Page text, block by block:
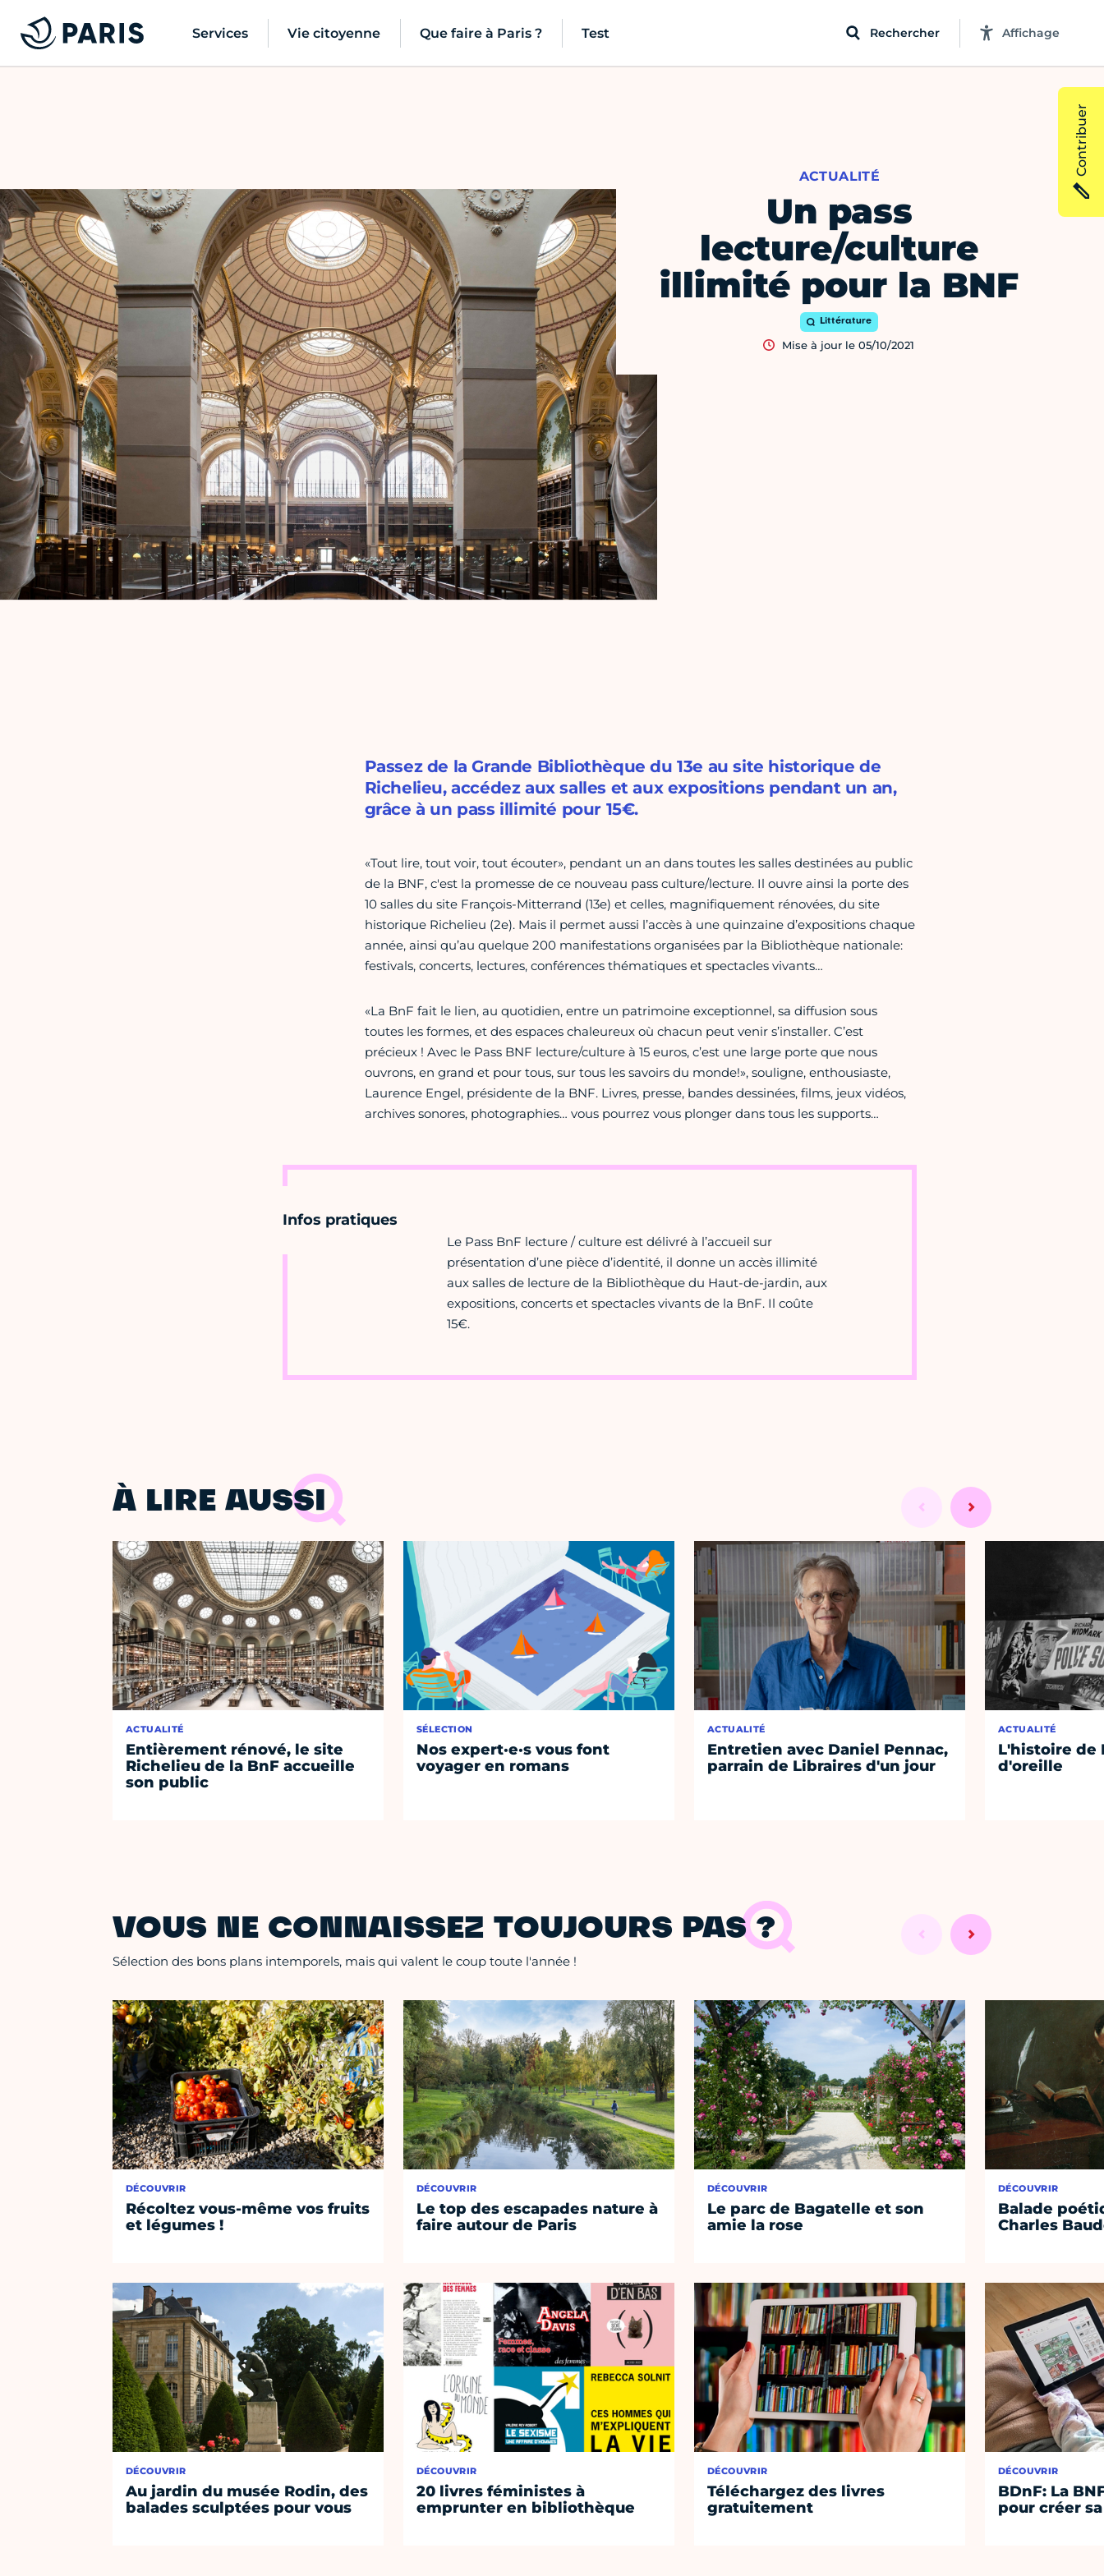
Services Vie citoyenne Que faire à Paris ? Test Rechercher Affichage
Un pass
lecture/culture
illimité pour la BNF
ACTUALITÉ
Littérature
Mise à jour le 05/10/2021
Passez de la Grande Bibliothèque du 13e au site historique de
Richelieu, accédez aux salles et aux expositions pendant un an,
grâce à un pass illimité pour 15€.
«Tout lire, tout voir, tout écouter», pendant un an dans toutes les salles destinées au public
de la BNF, c'est la promesse de ce nouveau pass culture/lecture. Il ouvre ainsi la porte des
10 salles du site François-Mitterrand (13e) et celles, magnifiquement rénovées, du site
historique Richelieu (2e). Mais il permet aussi l’accès à une quinzaine d’expositions chaque
année, ainsi qu’au quelque 200 manifestations organisées par la Bibliothèque nationale:
festivals, concerts, lectures, conférences thématiques et spectacles vivants…
«La BnF fait le lien, au quotidien, entre un patrimoine exceptionnel, sa diffusion sous
toutes les formes, et des espaces chaleureux où chacun peut venir s’installer. C’est
précieux ! Avec le Pass BNF lecture/culture à 15 euros, c’est une large porte que nous
ouvrons, en grand et pour tous, sur tous les savoirs du monde!», souligne, enthousiaste,
Laurence Engel, présidente de la BNF. Livres, presse, bandes dessinées, films, jeux vidéos,
archives sonores, photographies… vous pourrez vous plonger dans tous les supports…
Infos pratiques
Le Pass BnF lecture / culture est délivré à l’accueil sur
présentation d’une pièce d’identité, il donne un accès illimité
aux salles de lecture de la Bibliothèque du Haut-de-jardin, aux
expositions, concerts et spectacles vivants de la BnF. Il coûte
15€.
À LIRE AUSSI
ACTUALITÉ
Entièrement rénové, le site
Richelieu de la BnF accueille
son public
SÉLECTION
Nos expert·e·s vous font
voyager en romans
ACTUALITÉ
Entretien avec Daniel Pennac,
parrain de Libraires d'un jour
ACTUALITÉ
L'histoire de
d'oreille
VOUS NE CONNAISSEZ TOUJOURS PAS ?
Sélection des bons plans intemporels, mais qui valent le coup toute l'année !
DÉCOUVRIR
Récoltez vous-même vos fruits
et légumes !
DÉCOUVRIR
Au jardin du musée Rodin, des
balades sculptées pour vous
DÉCOUVRIR
Le top des escapades nature à
faire autour de Paris
DÉCOUVRIR
20 livres féministes à
emprunter en bibliothèque
DÉCOUVRIR
Le parc de Bagatelle et son
amie la rose
DÉCOUVRIR
Téléchargez des livres
gratuitement
DÉCOUVRIR
Balade
Charles
DÉCOUVRIR
BDnF: La
pour créer
Contribuer